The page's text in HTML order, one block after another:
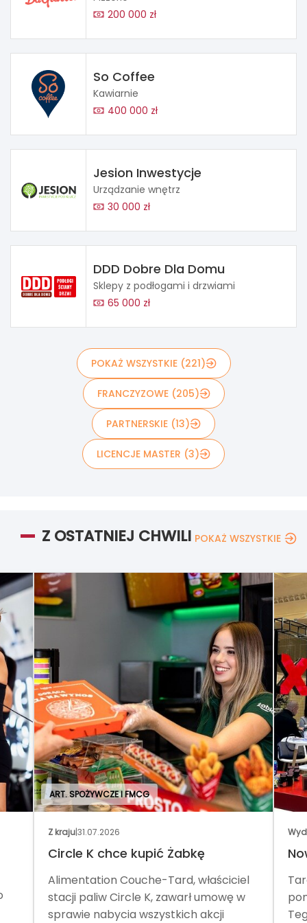
200 000 zł
So Coffee
Kawiarnie
400 000 zł
Jesion Inwestycje
Urządzanie wnętrz
30 000 zł
DDD Dobre Dla Domu
Sklepy z podłogami i drzwiami
65 000 zł
POKAŻ WSZYSTKIE (221)
FRANCZYZOWE (205)
PARTNERSKIE (13)
LICENCJE MASTER (3)
Z OSTATNIEJ CHWILI POKAŻ WSZYSTKIE
ART. SPOŻYWCZE I FMCG
Z kraju|31.07.2026
Circle K chce kupić Żabkę
Alimentation Couche-Tard, właściciel
stacji paliw Circle K, zawarł umowę w
sprawie nabycia wszystkich akcji